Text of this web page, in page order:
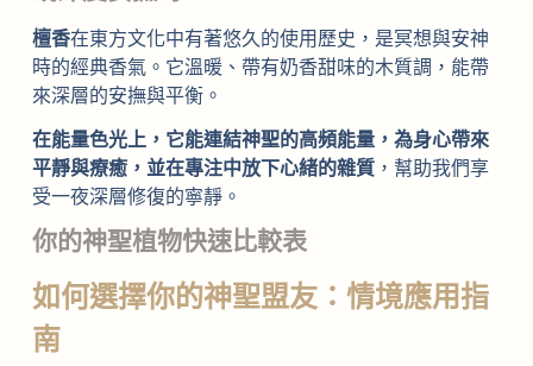
檀香在東方文化中有著悠久的使用歷史，是冥想與安神
時的經典香氣。它溫暖、帶有奶香甜味的木質調，能帶
來深層的安撫與平衡。
在能量色光上，它能連結神聖的高頻能量，為身心帶來
平靜與療癒，並在專注中放下心緒的雜質，幫助我們享
受一夜深層修復的寧靜。
你的神聖植物快速比較表
如何選擇你的神聖盟友：情境應用指
南